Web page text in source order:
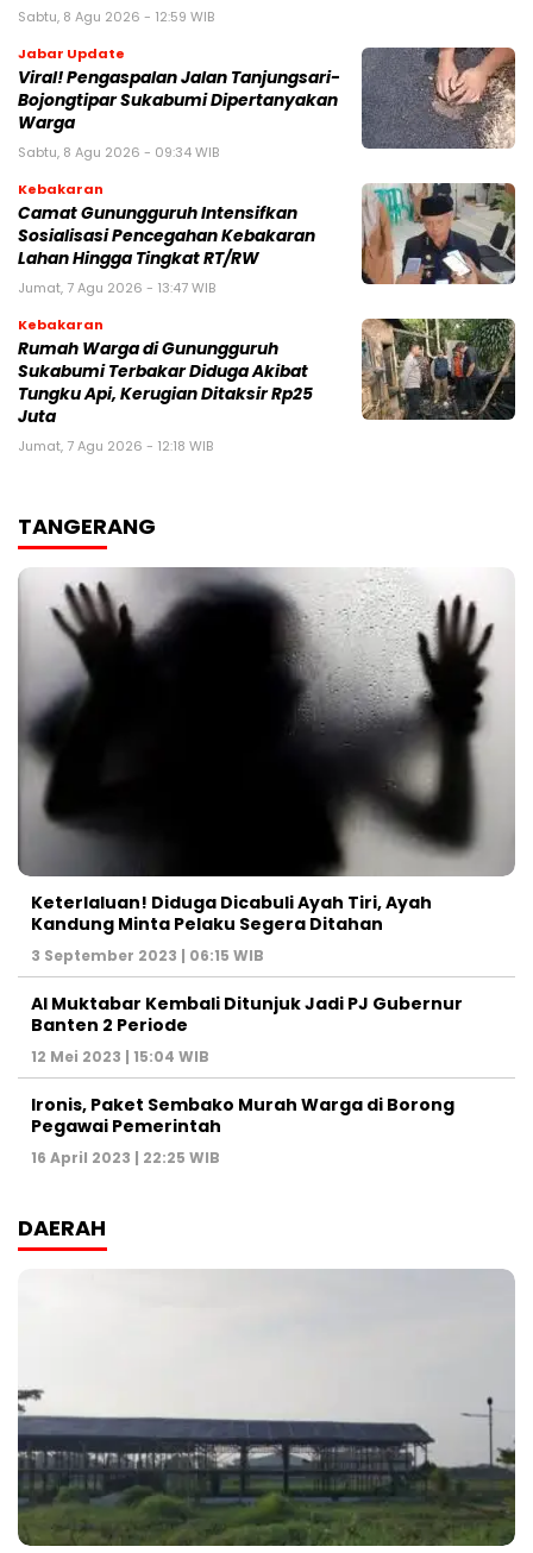
Sabtu, 8 Agu 2026 - 12:59 WIB
Jabar Update
Viral! Pengaspalan Jalan Tanjungsari-
Bojongtipar Sukabumi Dipertanyakan
Warga
Sabtu, 8 Agu 2026 - 09:34 WIB
Kebakaran
‎‎Camat Gunungguruh Intensifkan
Sosialisasi Pencegahan Kebakaran
Lahan Hingga Tingkat RT/RW‎
Jumat, 7 Agu 2026 - 13:47 WIB
Kebakaran
‎Rumah Warga di Gunungguruh
Sukabumi Terbakar Diduga Akibat
Tungku Api, Kerugian Ditaksir Rp25
Juta
Jumat, 7 Agu 2026 - 12:18 WIB
TANGERANG
Keterlaluan! Diduga Dicabuli Ayah Tiri, Ayah
Kandung Minta Pelaku Segera Ditahan
3 September 2023 | 06:15 WIB
Al Muktabar Kembali Ditunjuk Jadi PJ Gubernur
Banten 2 Periode
12 Mei 2023 | 15:04 WIB
Ironis, Paket Sembako Murah Warga di Borong
Pegawai Pemerintah
16 April 2023 | 22:25 WIB
DAERAH